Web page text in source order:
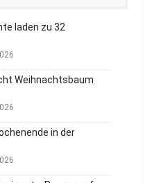
laden zu 32
Weihnachtsbaum
in der